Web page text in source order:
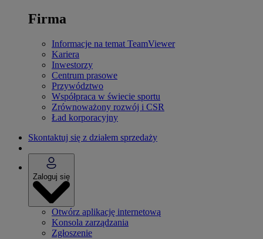
Firma
Informacje na temat TeamViewer
Kariera
Inwestorzy
Centrum prasowe
Przywództwo
Współpraca w świecie sportu
Zrównoważony rozwój i CSR
Ład korporacyjny
Skontaktuj się z działem sprzedaży
Zaloguj się
Otwórz aplikację internetową
Konsola zarządzania
Zgłoszenie